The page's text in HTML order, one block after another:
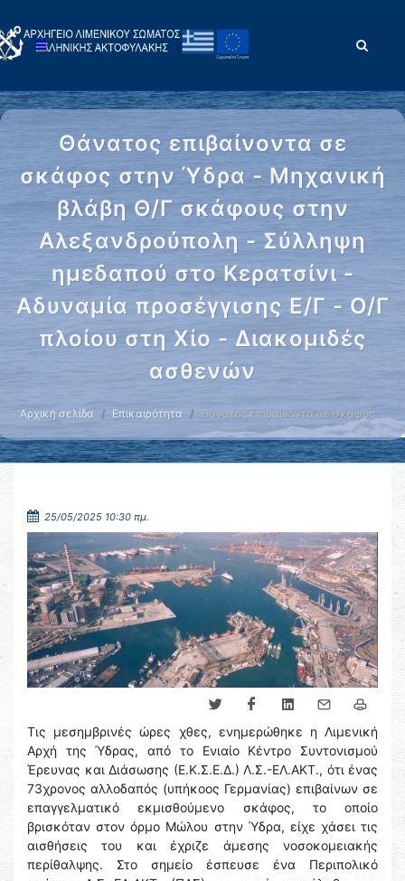
Θάνατος επιβαίνοντα σε
σκάφος στην Ύδρα - Μηχανική
βλάβη Θ/Γ σκάφους στην
Αλεξανδρούπολη - Σύλληψη
ημεδαπού στο Κερατσίνι -
Αδυναμία προσέγγισης Ε/Γ - Ο/Γ
πλοίου στη Χίο - Διακομιδές
ασθενών
Αρχική σελίδα Επικαιρότητα Θάνατος επιβαίνοντα σε σκάφος …
25/05/2025 10:30 πμ.
Τις μεσημβρινές ώρες χθες, ενημερώθηκε η Λιμενική
Αρχή της Ύδρας, από το Ενιαίο Κέντρο Συντονισμού
Έρευνας και Διάσωσης (Ε.Κ.Σ.Ε.Δ.) Λ.Σ.-ΕΛ.ΑΚΤ., ότι ένας
73χρονος αλλοδαπός (υπήκοος Γερμανίας) επιβαίνων σε
επαγγελματικό εκμισθούμενο σκάφος, το οποίο
βρισκόταν στον όρμο Μώλου στην Ύδρα, είχε χάσει τις
αισθήσεις του και έχριζε άμεσης νοσοκομειακής
περίθαλψης. Στο σημείο έσπευσε ένα Περιπολικό